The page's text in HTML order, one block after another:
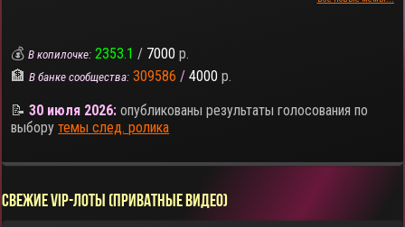
💰В копилочке: 2353.1 / 7000 р.
🏦В банке сообщества: 309586 / 4000 р.
📝30 июля 2026: опубликованы результаты голосования по
выборутемы след. ролика
СВЕЖИЕ VIP-ЛОТЫ (ПРИВАТНЫЕ ВИДЕО)